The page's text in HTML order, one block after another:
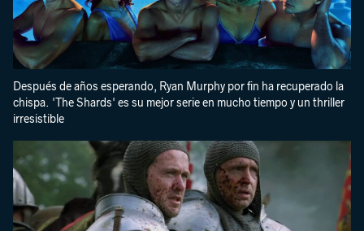
Después de años esperando, Ryan Murphy por fin ha recuperado la
chispa. 'The Shards' es su mejor serie en mucho tiempo y un thriller
irresistible